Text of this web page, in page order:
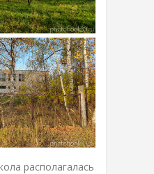
располагалась